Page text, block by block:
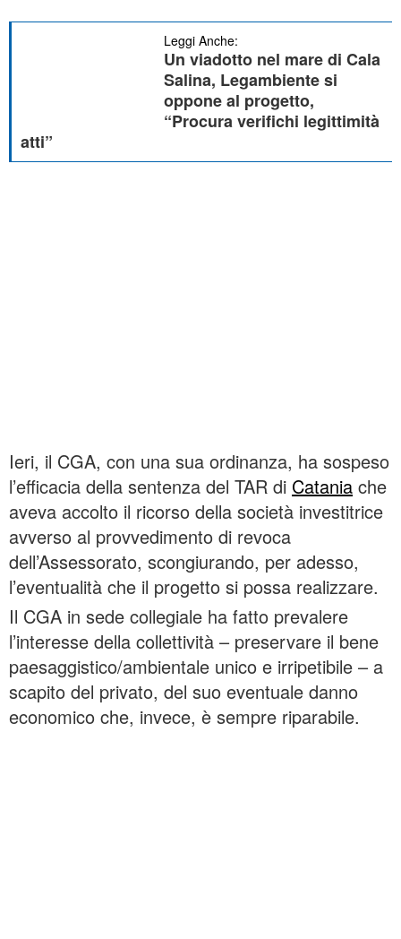
Leggi Anche:
Un viadotto nel mare di Cala
Salina, Legambiente si
oppone al progetto,
“Procura verifichi legittimità
atti”
Ieri, il CGA, con una sua ordinanza, ha sospeso
l’efficacia della sentenza del TAR di Catania che
aveva accolto il ricorso della società investitrice
avverso al provvedimento di revoca
dell’Assessorato, scongiurando, per adesso,
l’eventualità che il progetto si possa realizzare.
Il CGA in sede collegiale ha fatto prevalere
l’interesse della collettività – preservare il bene
paesaggistico/ambientale unico e irripetibile – a
scapito del privato, del suo eventuale danno
economico che, invece, è sempre riparabile.